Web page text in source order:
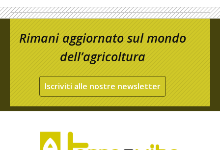
Rimani aggiornato sul mondo
dell’agricoltura
Iscriviti alle nostre newsletter